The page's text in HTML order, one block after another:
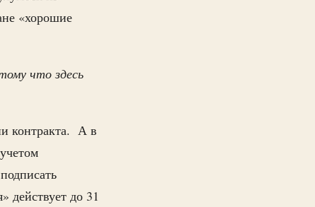
«хорошие
что здесь
контракта. А в
действует до 31